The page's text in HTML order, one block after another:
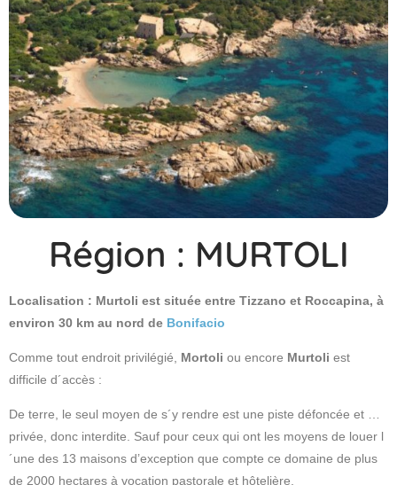
Région : MURTOLI
Localisation : Murtoli est située entre Tizzano et Roccapina, à
environ 30 km au nord de Bonifacio
Comme tout endroit privilégié, Mortoli ou encore Murtoli est
difficile d´accès :
De terre, le seul moyen de s´y rendre est une piste défoncée et …
privée, donc interdite. Sauf pour ceux qui ont les moyens de louer l
´une des 13 maisons d’exception que compte ce domaine de plus
de 2000 hectares à vocation pastorale et hôtelière.